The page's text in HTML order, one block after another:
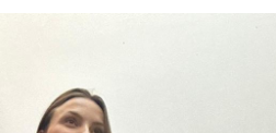
CAMISOLAS E ROBES